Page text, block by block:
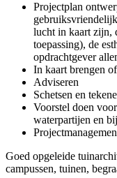
Projectplan
lucht in kaart zijn,
toepassing), de
opdrachtgever
In kaart brengen
Adviseren
Schetsen en
Voorstel doen
waterpartijen en
Goed opgeleide
campussen, tuinen,